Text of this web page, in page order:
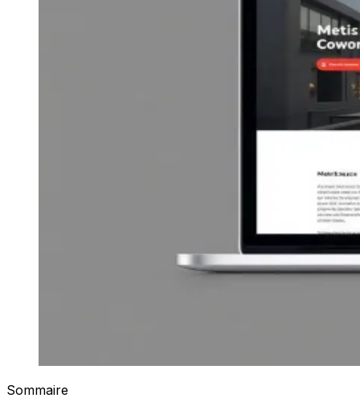
Sommaire